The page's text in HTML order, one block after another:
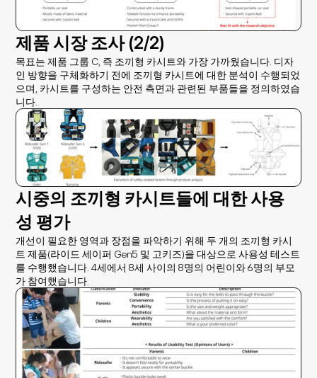
제품 시장 조사 (2/2)
목표는 제품 그룹 C, 즉 조끼형 카시트와 가장 가까웠습니다. 디자
인 방향을 구체화하기 전에 조끼형 카시트에 대한 분석이 수행되었
으며, 카시트를 구성하는 안전 측면과 관련된 부품들을 정의하였습
니다.
시중의 조끼형 카시트들에 대한 사용
성 평가
개선이 필요한 영역과 장점을 파악하기 위해 두 개의 조끼형 카시
트 제품(라이드 세이퍼 Gen5 및 고키즈)을 대상으로 사용성 테스트
를 수행했습니다. 4세에서 8세 사이의 8명의 어린이와 6명의 부모
가 참여했습니다.